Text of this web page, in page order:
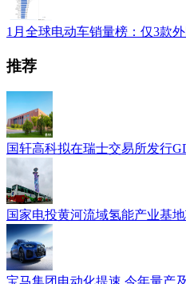
1月全球电动车销量榜：仅3款
推荐
国轩高科拟在瑞士交易所发行
国家电投黄河流域氢能产业基